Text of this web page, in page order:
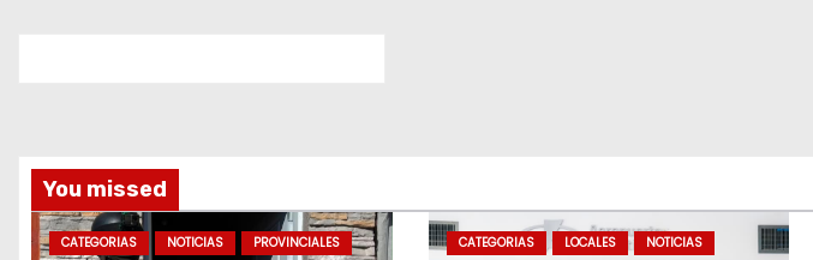
You missed
CATEGORIAS NOTICIAS PROVINCIALES CATEGORIAS LOCALES NOTICIAS